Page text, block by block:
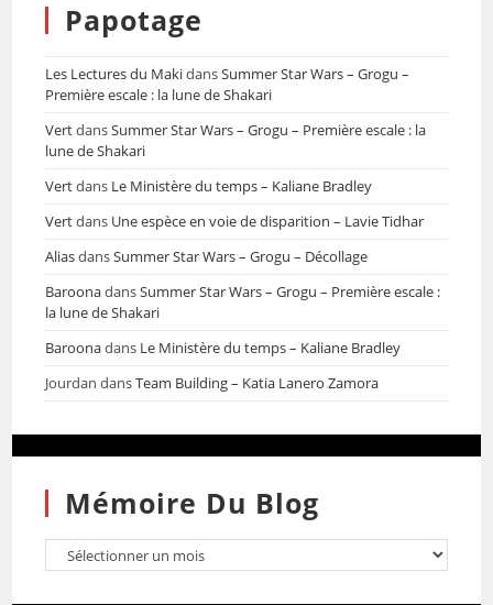
Papotage
Les Lectures du MakidansSummer Star Wars – Grogu –
Première escale : la lune de Shakari
VertdansSummer Star Wars – Grogu – Première escale : la
lune de Shakari
Vertdans Le Ministère du temps – Kaliane Bradley
Vertdans Une espèce en voie de disparition – Lavie Tidhar
AliasdansSummer Star Wars – Grogu – Décollage
BaroonadansSummer Star Wars – Grogu – Première escale :
la lune de Shakari
Baroonadans Le Ministère du temps – Kaliane Bradley
Jourdan dansTeam Building – Katia Lanero Zamora
Mémoire Du Blog